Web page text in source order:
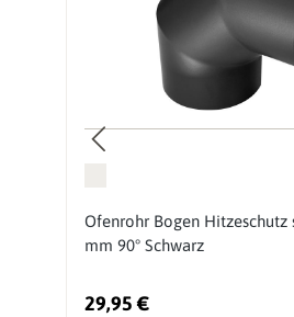
Ofenrohr Bogen Hitzeschutz
mm 90° Schwarz
29,95 €